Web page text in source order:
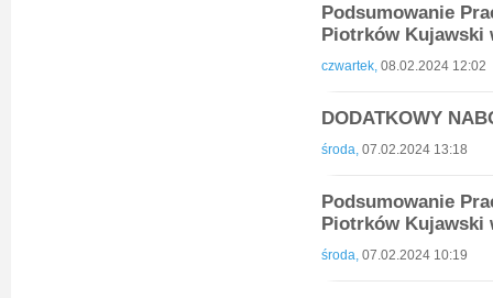
Podsumowanie
Piotrków Kujawski
czwartek, 08.02.2024 12:02
DODATKOWY
środa, 07.02.2024 13:18
Podsumowanie
Piotrków Kujawski
środa, 07.02.2024 10:19